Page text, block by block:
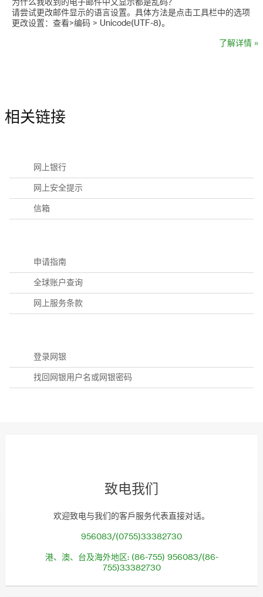
为什么我收到的电子邮件中文显示都是乱码？
请尝试更改邮件显示的语言设置。具体方法是点击工具栏中的选项
更改设置：查看>编码 > Unicode(UTF-8)。
了解详情 »
相关链接
网上银行
网上安全提示
信箱
申请指南
全球账户查询
网上服务条款
登录网银
找回网银用户名或网银密码
致电我们
欢迎致电与我们的客戶服务代表直接对话。
956083/(0755)33382730
港、澳、台及海外地区: (86-755) 956083/(86-
755)33382730